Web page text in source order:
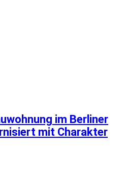
im Berliner
mit Charakter